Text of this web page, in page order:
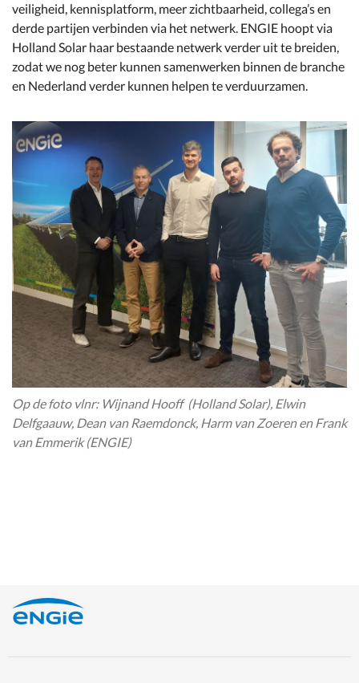
veiligheid, kennisplatform, meer zichtbaarheid, collega’s en
derde partijen verbinden via het netwerk. ENGIE hoopt via
Holland Solar haar bestaande netwerk verder uit te breiden,
zodat we nog beter kunnen samenwerken binnen de branche
en Nederland verder kunnen helpen te verduurzamen.
Op de foto vlnr: Wijnand Hooff (Holland Solar), Elwin
Delfgaauw, Dean van Raemdonck, Harm van Zoeren en Frank
van Emmerik (ENGIE)